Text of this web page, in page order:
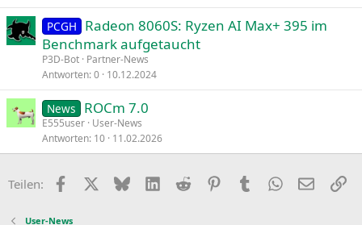
PCGH
Radeon 8060S: Ryzen AI Max+ 395 im
Benchmark aufgetaucht
P3D-Bot Partner-News
Antworten 0 10.12.2024
News ROCm 7.0
E555user User-News
Antworten 10 11.02.2026
Teilen: Facebook BlueskyLinkedIn
Reddit PinterestTumblr WhatsApp
E-Mail
User-News